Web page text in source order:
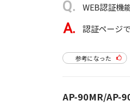
WEB認証機
認証ページ
参考になった
AP-90MR/AP-